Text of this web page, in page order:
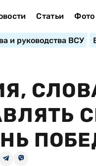
Статьи Фото
и руководства ВСУ